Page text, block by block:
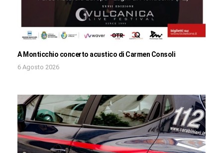
A Monticchio concerto acustico di Carmen Consoli
6 Agosto 2026